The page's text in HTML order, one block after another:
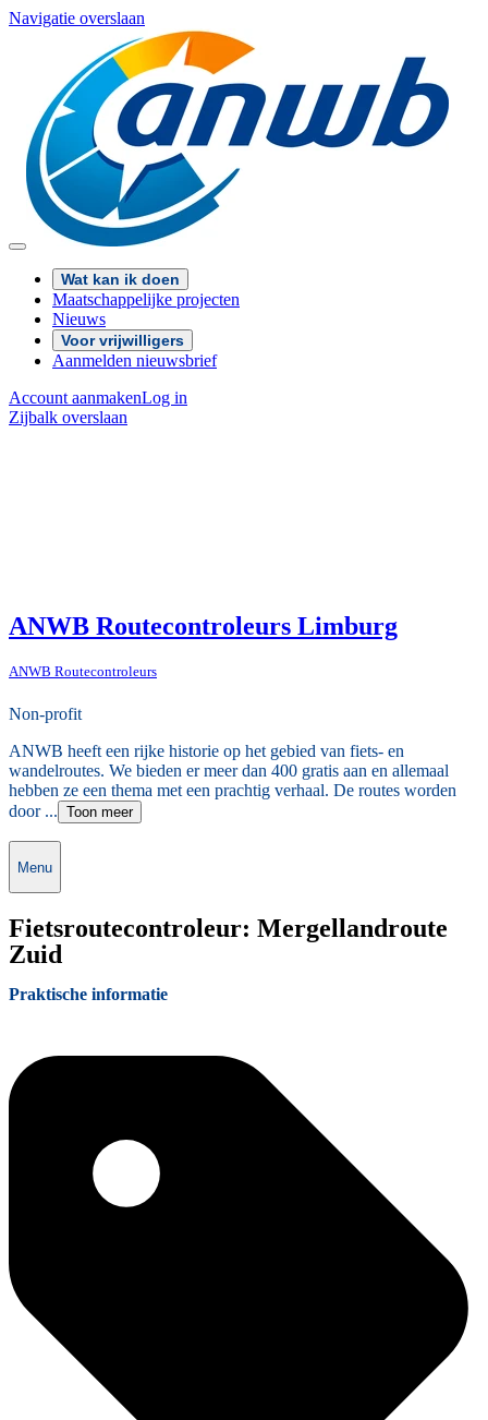
Navigatie overslaan
Wat kan ik doen
Maatschappelijke projecten
Nieuws
Voor vrijwilligers
Aanmelden nieuwsbrief
Account aanmakenLog in
Zijbalk overslaan
ANWB Routecontroleurs Limburg
ANWB Routecontroleurs
Non-profit
ANWB heeft een rijke historie op het gebied van fiets- en
wandelroutes. We bieden er meer dan 400 gratis aan en allemaal
hebben ze een thema met een prachtig verhaal. De routes worden
door ... Toon meer
Menu
Fietsroutecontroleur: Mergellandroute
Zuid
Praktische informatie